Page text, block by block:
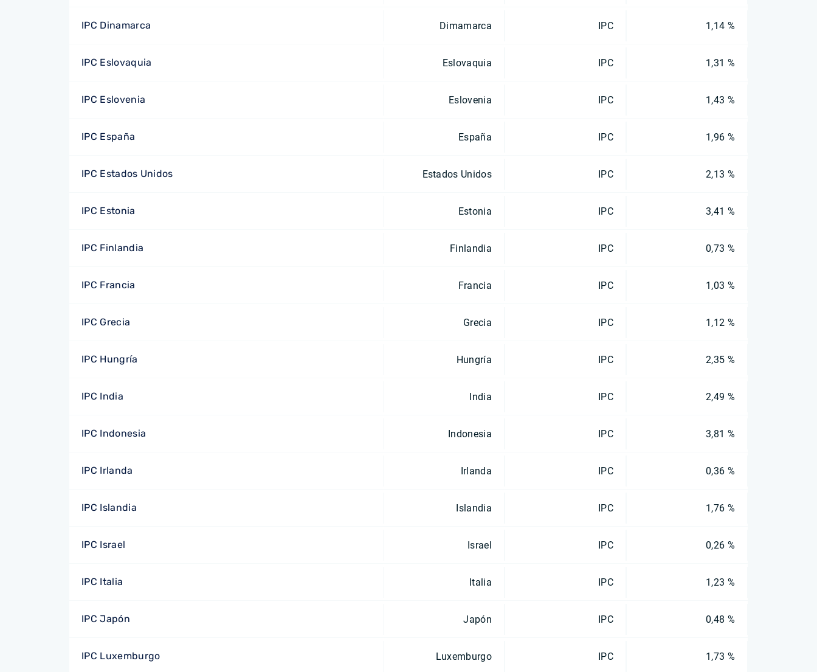
IPC Dinamarca Dimamarca IPC 1,14 %
IPC Eslovaquia Eslovaquia IPC 1,31 %
IPC Eslovenia Eslovenia IPC 1,43 %
IPC España España IPC 1,96 %
IPC Estados Unidos Estados Unidos IPC 2,13 %
IPC Estonia Estonia IPC 3,41 %
IPC Finlandia Finlandia IPC 0,73 %
IPC Francia Francia IPC 1,03 %
IPC Grecia Grecia IPC 1,12 %
IPC Hungría Hungría IPC 2,35 %
IPC India India IPC 2,49 %
IPC Indonesia Indonesia IPC 3,81 %
IPC Irlanda Irlanda IPC 0,36 %
IPC Islandia Islandia IPC 1,76 %
IPC Israel Israel IPC 0,26 %
IPC Italia Italia IPC 1,23 %
IPC Japón Japón IPC 0,48 %
IPC Luxemburgo Luxemburgo IPC 1,73 %